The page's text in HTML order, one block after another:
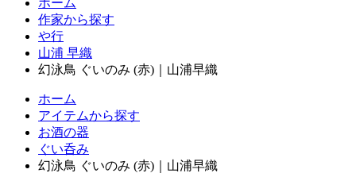
ホーム
作家から探す
や行
山浦 早織
幻泳鳥 ぐいのみ (赤)｜山浦早織
ホーム
アイテムから探す
お酒の器
ぐい呑み
幻泳鳥 ぐいのみ (赤)｜山浦早織